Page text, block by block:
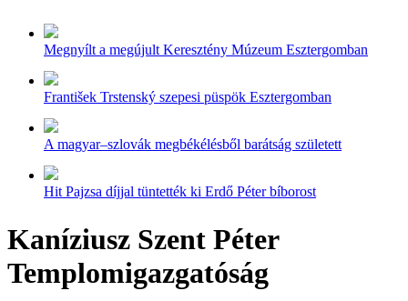
Megnyílt a megújult Keresztény Múzeum Esztergomban
František Trstenský szepesi püspök Esztergomban
A magyar–szlovák megbékélésből barátság született
Hit Pajzsa díjjal tüntették ki Erdő Péter bíborost
Kaníziusz Szent Péter
Templomigazgatóság